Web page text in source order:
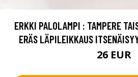
ERKKI PALOLAMPI : TAMPERE
ERÄS LÄPILEIKKAUS
26 EUR